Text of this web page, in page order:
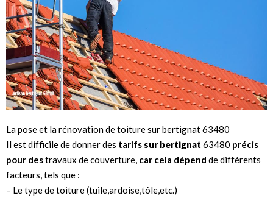
La pose et la rénovation de toiture sur bertignat 63480
Il est difficile de donner des tarifs sur bertignat 63480 précis
pour destravaux de couverture, car cela dépend de différents
facteurs, tels que :
– Le type de toiture (tuile,ardoise,tôle,etc.)